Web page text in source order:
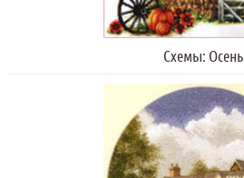
Схемы: Осень